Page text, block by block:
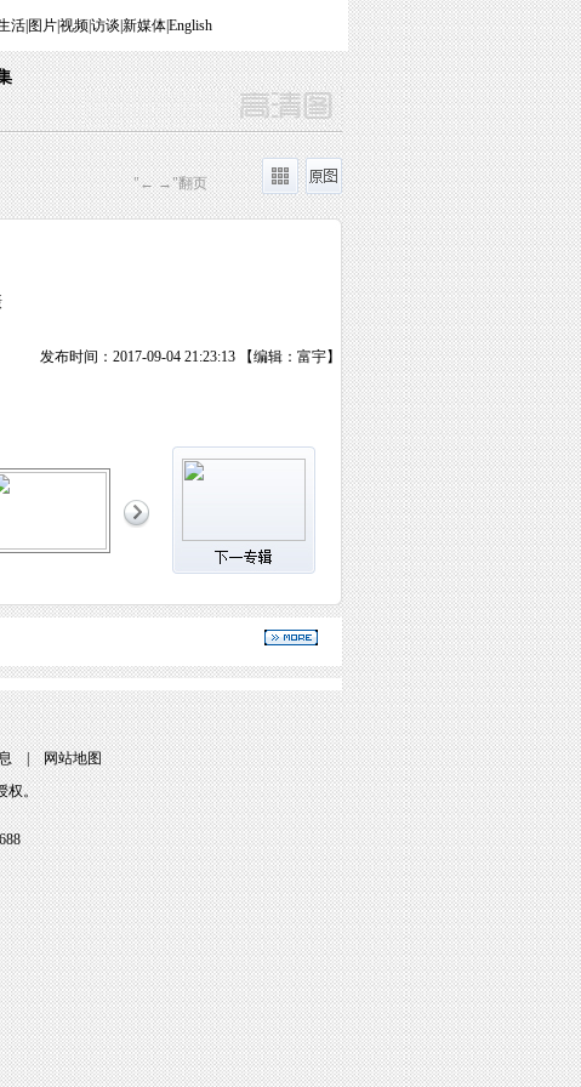
活| 图片|视频|访谈 新媒体|English
"← →"翻页
发布时间：2017-09-04 21:23:13 【编辑：富宇】
|网站地图
权。